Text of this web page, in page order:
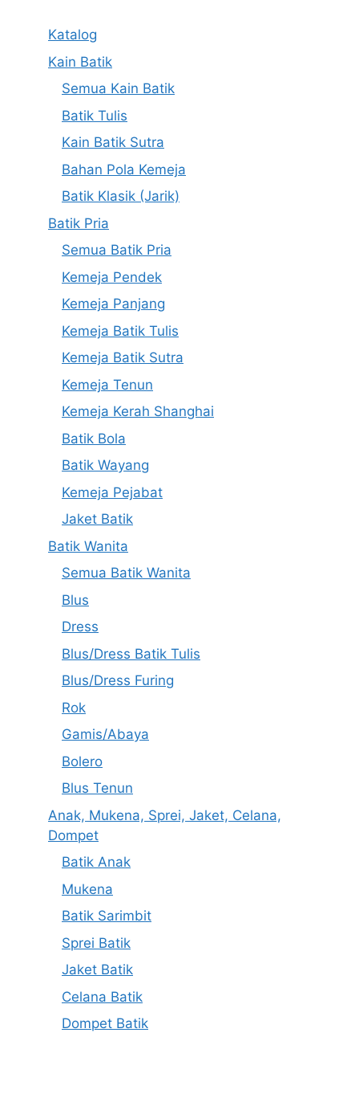
Katalog
Kain Batik
Semua Kain Batik
Batik Tulis
Kain Batik Sutra
Bahan Pola Kemeja
Batik Klasik (Jarik)
Batik Pria
Semua Batik Pria
Kemeja Pendek
Kemeja Panjang
Kemeja Batik Tulis
Kemeja Batik Sutra
Kemeja Tenun
Kemeja Kerah Shanghai
Batik Bola
Batik Wayang
Kemeja Pejabat
Jaket Batik
Batik Wanita
Semua Batik Wanita
Blus
Dress
Blus/Dress Batik Tulis
Blus/Dress Furing
Rok
Gamis/Abaya
Bolero
Blus Tenun
Anak, Mukena, Sprei, Jaket, Celana,
Dompet
Batik Anak
Mukena
Batik Sarimbit
Sprei Batik
Jaket Batik
Celana Batik
Dompet Batik